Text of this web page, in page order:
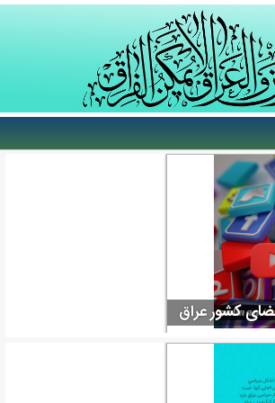
کشور عراق